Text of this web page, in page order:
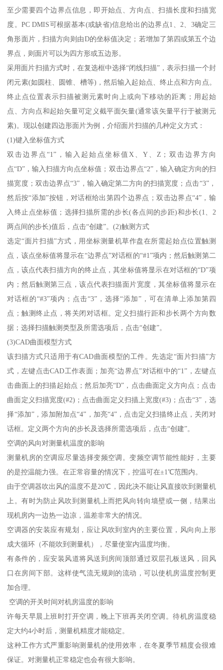
至少需要四个边界点信息，即开始点、方向点、扫描长度和扫描宽
度。PC DMIS可根据基本(或缺省)信息给出的边界点1、2、3确定三
角形面片，扫描方向则由D的坐标值决定；若增加了第四或第五个边
界点，则面片可以为四方形或五边形。
采用面片扫描方式时，在复选框中选择“闭线扫描”，表示扫描一个封
闭元素(如圆柱、圆锥、槽等)，然后输入起始点、终止点和方向点。
终止点位置表示扫描被测元素时向上或向下移动的距离；用起始
点、方向点和起始矢量可定义截平面矢量(通常该矢量平行于被测元
素)。现以创建四边形面片为例，介绍面片扫描的几种定义方式：
(1)键入坐标值方式
双击边界点“1”，输入起始点坐标值X、Y、Z；双击边界方向
点“D”，输入扫描方向点坐标值；双击边界点“2”，输入确定方向的扫
描宽度；双击边界点“3”，输入确定第二方向的扫描宽度；点击“3”，
然后按“添加”按钮，对话框给出第四个边界点；双击边界点“4”，输
入终止点坐标值；选择扫描所需的步长(各点间的步距)和步长(1、2
两点间的步长)值后，点击“创建”。(2)触测方式
选定“面片扫描”方式，用坐标测量机草作盘在所需起始点位置触测
点，该点坐标值将显示在“边界点”对话框的“#1”项内；然后触测第二
点，该点代表扫描方向的终止点，其坐标值将显示在对话框的“D”项
内；然后触测第三点，该点代表扫描面片宽度，其坐标值将显示在
对话框的“#3”项内；点击“3”，选择“添加”，可在清单上添加第四
点；触测终止点，将关闭对话框。定义扫描行距和步长两个方向数
据；选择扫描触测类型及所需选项后，点击“创建”。
(3)CAD曲面模型方式
该扫描方式只适用于有CAD曲面模型的工件。先选定“面片扫描”方
式，左键点击CAD工作表面；加亮“边界点”对话框中的“1”，左键点
击曲面上的扫描起始点；然后加亮“D”，点击曲面定义方向点；点击
曲面定义扫描宽度(#2)；点击曲面定义扫描上宽度(#3)；点击“3”，选
择“添加”，添加附加点“4”，加亮“4”，点击定义扫描终止点，关闭对
话框。定义两个方向的步长及选择所需选项后，点击“创建”。
空调的风向对测量机温度的影响
测量机房的空调应尽量选择变频空调。变频空调节能性能好，主要
的是控温能力强。在正常容量的情况下，控温可在±1℃范围内。
由于空调器吹出风的温度不是20℃，因此决不能让风直接吹到测量机
上。有时为防止风吹到测量机上而把风向转向墙壁或一侧，结果出
现机房内一边热一边凉，温差非常大的情况。
空调器的安装应有规划，应让风吹到室内的主要位置，风向向上形
成大循环（不能吹到测量机），尽量使室内温度均衡。
有条件的，应安装风道将风送到房间顶部通过双层孔板送风，回风
口在房间下部。这样使气流无规则的流动，可以使机房温度控制更
加合理。
空调的开关时间对机房温度的影响
许每天早晨上班时打开空调，晚上下班再关闭空调。待机房温度稳
定大约4小时后，测量机精度才能稳定。
这种工作方式严重影响测量机的使用效率，在冬夏季节精度会很难
保证。对测量机正常稳定也会有很大影响。